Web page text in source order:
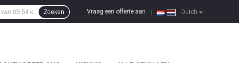
Dutch
Vraag een offerte aan
Zoeken